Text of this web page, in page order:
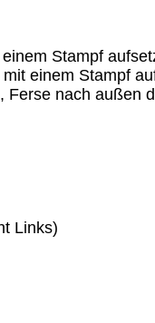
Stampf
einem Stampf
Ferse nach außen
Links)